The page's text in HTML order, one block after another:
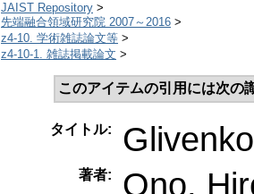
JAIST Repository >
先端融合領域研究院 2007～2016 >
z4-10. 学術雑誌論文等 >
z4-10-1. 雑誌掲載論文 >
このアイテムの引用には次の
タイトル:
著者: Ono,